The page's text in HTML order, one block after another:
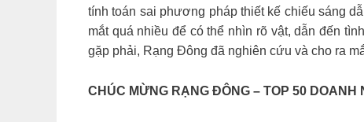
tính toán sai phương pháp thiết kế chiếu sáng
mắt quá nhiều để có thể nhìn rõ vật, dẫn đến
gặp phải, Rạng Đông đã nghiên cứu và cho ra
CHÚC MỪNG RẠNG ĐÔNG – TOP 50